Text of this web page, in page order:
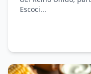
Escoci...